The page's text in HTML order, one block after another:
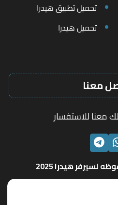
تحميل تطبيق هيدرا
تحميل هيدرا
معنا
معنا للاستفسار
الواتسابتليجرام
هيدرا 2025